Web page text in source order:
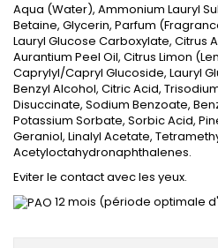
Aqua (Water), Ammonium Lauryl
Betaine, Glycerin, Parfum
Lauryl Glucose Carboxylate, Citrus
Aurantium Peel Oil, Citrus Limon
Caprylyl/Capryl Glucoside, Lauryl
Benzyl Alcohol, Citric Acid,
Disuccinate, Sodium Benzoate,
Potassium Sorbate, Sorbic Acid,
Geraniol, Linalyl Acetate,
Acetyloctahydronaphthalenes.
Eviter le contact avec les yeux.
12 mois (période optimale